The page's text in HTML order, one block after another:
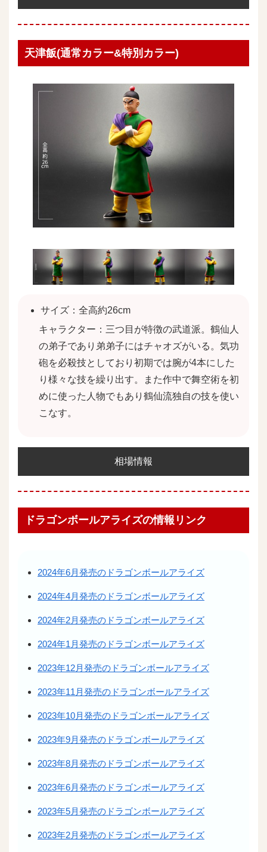
天津飯(通常カラー&特別カラー)
サイズ：全高約26cm
キャラクター：三つ目が特徴の武道派。鶴仙人
の弟子であり弟弟子にはチャオズがいる。気功
砲を必殺技としており初期では腕が4本にした
り様々な技を繰り出す。また作中で舞空術を初
めに使った人物でもあり鶴仙流独自の技を使い
こなす。
相場情報
ドラゴンボールアライズの情報リンク
2024年6月発売のドラゴンボールアライズ
2024年4月発売のドラゴンボールアライズ
2024年2月発売のドラゴンボールアライズ
2024年1月発売のドラゴンボールアライズ
2023年12月発売のドラゴンボールアライズ
2023年11月発売のドラゴンボールアライズ
2023年10月発売のドラゴンボールアライズ
2023年9月発売のドラゴンボールアライズ
2023年8月発売のドラゴンボールアライズ
2023年6月発売のドラゴンボールアライズ
2023年5月発売のドラゴンボールアライズ
2023年2月発売のドラゴンボールアライズ